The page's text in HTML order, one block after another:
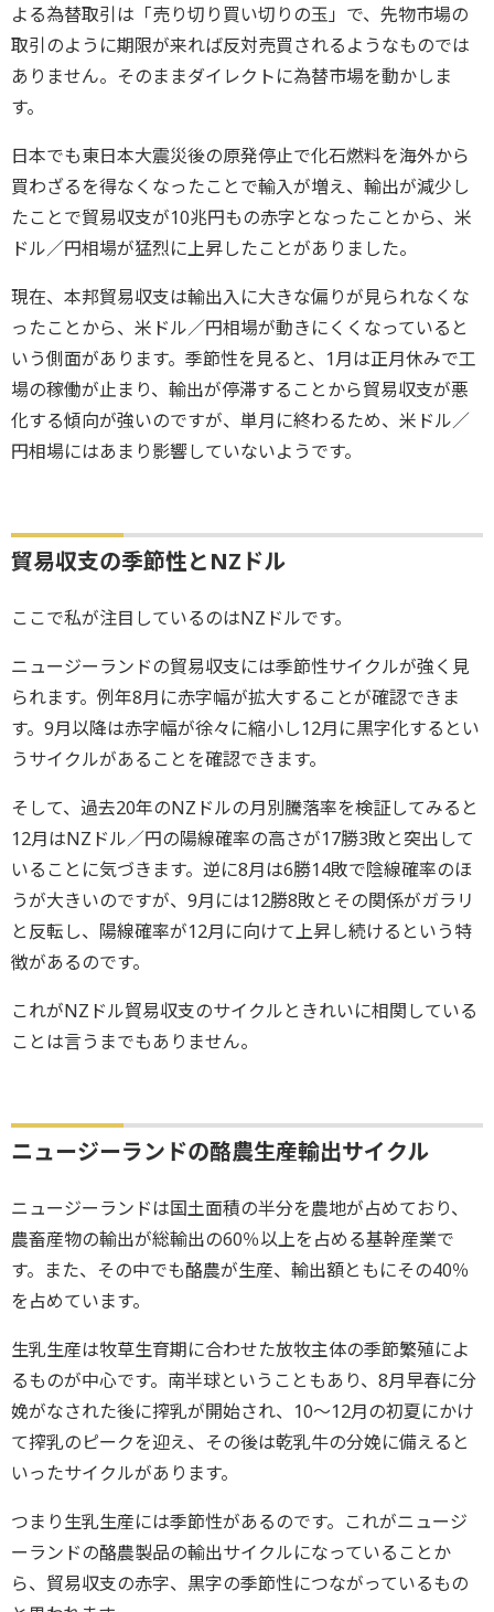
よる為替取引は「売り切り買い切りの玉」で、先物市場の
取引のように期限が来れば反対売買されるようなものでは
ありません。そのままダイレクトに為替市場を動かしま
す。
日本でも東日本大震災後の原発停止で化石燃料を海外から
買わざるを得なくなったことで輸入が増え、輸出が減少し
たことで貿易収支が10兆円もの赤字となったことから、米
ドル／円相場が猛烈に上昇したことがありました。
現在、本邦貿易収支は輸出入に大きな偏りが見られなくな
ったことから、米ドル／円相場が動きにくくなっていると
いう側面があります。季節性を見ると、1月は正月休みで工
場の稼働が止まり、輸出が停滞することから貿易収支が悪
化する傾向が強いのですが、単月に終わるため、米ドル／
円相場にはあまり影響していないようです。
貿易収支の季節性とNZドル
ここで私が注目しているのはNZドルです。
ニュージーランドの貿易収支には季節性サイクルが強く見
られます。例年8月に赤字幅が拡大することが確認できま
す。9月以降は赤字幅が徐々に縮小し12月に黒字化するとい
うサイクルがあることを確認できます。
そして、過去20年のNZドルの月別騰落率を検証してみると
12月はNZドル／円の陽線確率の高さが17勝3敗と突出して
いることに気づきます。逆に8月は6勝14敗で陰線確率のほ
うが大きいのですが、9月には12勝8敗とその関係がガラリ
と反転し、陽線確率が12月に向けて上昇し続けるという特
徴があるのです。
これがNZドル貿易収支のサイクルときれいに相関している
ことは言うまでもありません。
ニュージーランドの酪農生産輸出サイクル
ニュージーランドは国土面積の半分を農地が占めており、
農畜産物の輸出が総輸出の60％以上を占める基幹産業で
す。また、その中でも酪農が生産、輸出額ともにその40％
を占めています。
生乳生産は牧草生育期に合わせた放牧主体の季節繁殖によ
るものが中心です。南半球ということもあり、8月早春に分
娩がなされた後に搾乳が開始され、10～12月の初夏にかけ
て搾乳のピークを迎え、その後は乾乳牛の分娩に備えると
いったサイクルがあります。
つまり生乳生産には季節性があるのです。これがニュージ
ーランドの酪農製品の輸出サイクルになっていることか
ら、貿易収支の赤字、黒字の季節性につながっているもの